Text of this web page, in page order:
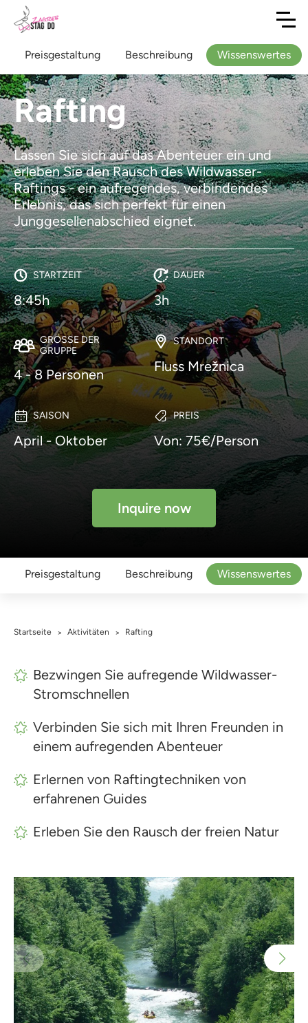
Rafting
Lassen Sie sich auf das Abenteuer ein und
erleben Sie den Rausch des Wildwasser-
Raftings - ein aufregendes, verbindendes
Erlebnis, das sich perfekt für einen
Junggesellenabschied eignet.
STARTZEIT
8:45h
DAUER
3h
GRÖSSE DER G
RUPPE
4 - 8 Personen
STANDORT
Fluss Mrežnica
SAISON
April - Oktober
PREIS
Von: 75€/Person
Inquire now
Preisgestaltung Beschreibung Wissenswertes
Preisgestaltung Beschreibung Wissenswertes
Startseite > Aktivitäten > Rafting
Bezwingen Sie aufregende Wildwasser-
Stromschnellen
Verbinden Sie sich mit Ihren Freunden in
einem aufregenden Abenteuer
Erlernen von Raftingtechniken von
erfahrenen Guides
Erleben Sie den Rausch der freien Natur